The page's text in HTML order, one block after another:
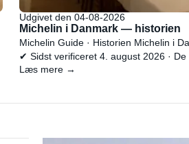
Udgivet den 04-08-2026
Michelin i Danmark — historien
Michelin Guide · Historien Michelin i
✔ Sidst verificeret 4. august 2026 · De
Læs mere →